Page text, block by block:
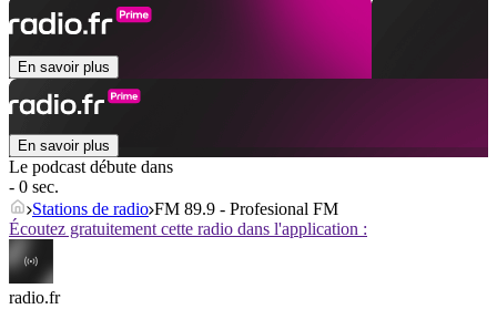
En savoir plus
En savoir plus
Le podcast débute dans
- 0 sec.
Stations de radio FM 89.9 - Profesional FM
Écoutez gratuitement cette radio dans l'application :
radio.fr